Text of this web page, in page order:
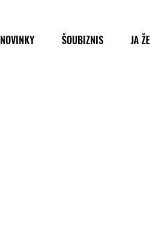
NOVINKY ŠOUBIZNIS JA